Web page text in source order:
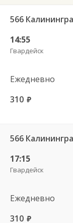
14:55
Гвардейск
Ежедневно
310 руб.
17:15
Гвардейск
Ежедневно
310 руб.